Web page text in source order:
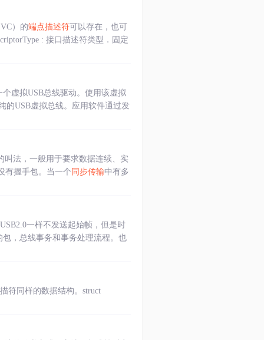
）的端点描述符可以存在，也可
: 接口描述符类型．固定
虚拟USB总线驱动。使用该虚拟
的USB虚拟总线。应用软件通过发
叫法，一般用于要求数据连续、实
有握手包。当一个 同步传输中有多
一样不发送起始帧，但是时
包，总线事务和事务处理流程。也
符同样的数据结构。struct